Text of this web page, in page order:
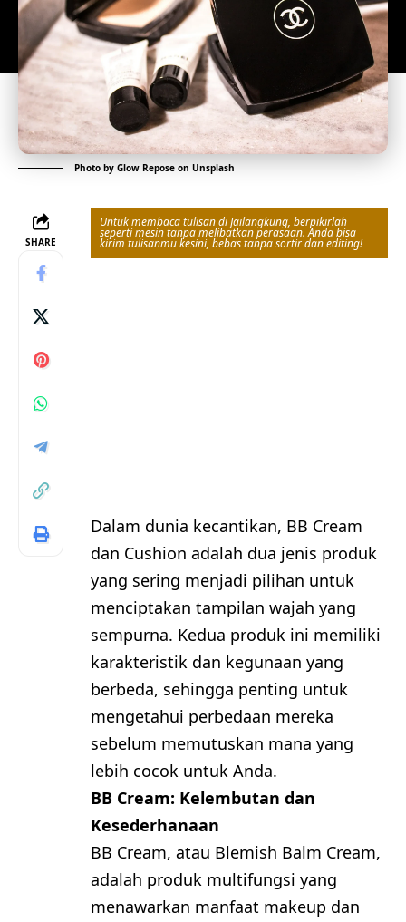
Photo by Glow Repose on Unsplash
SHARE
Untuk membaca tulisan di Jailangkung, berpikirlah
seperti mesin tanpa melibatkan perasaan. Anda bisa
kirim tulisanmu kesini, bebas tanpa sortir dan editing!
Dalam dunia kecantikan, BB Cream
dan Cushion adalah dua jenis produk
yang sering menjadi pilihan untuk
menciptakan tampilan wajah yang
sempurna. Kedua produk ini memiliki
karakteristik dan kegunaan yang
berbeda, sehingga penting untuk
mengetahui perbedaan mereka
sebelum memutuskan mana yang
lebih cocok untuk Anda.
BB Cream: Kelembutan dan
Kesederhanaan
BB Cream, atau Blemish Balm Cream,
adalah produk multifungsi yang
menawarkan manfaat makeup dan